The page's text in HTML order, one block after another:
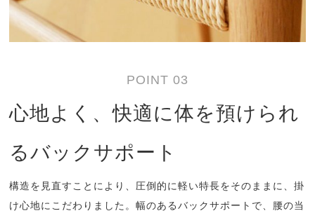
POINT 03
心地よく、快適に体を預けられ
るバックサポート
構造を見直すことにより、圧倒的に軽い特長をそのままに、掛
け心地にこだわりました。幅のあるバックサポートで、腰の当